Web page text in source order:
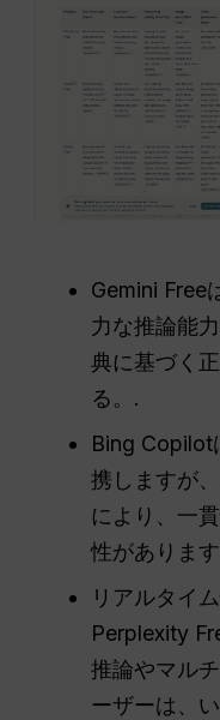
Gemini Free
力な推論能
典に基づく
る。.
Bing Copilot
携しますが
により、一
性がありま
リアルタイ
Perplexity
推論やマル
ーザーは、